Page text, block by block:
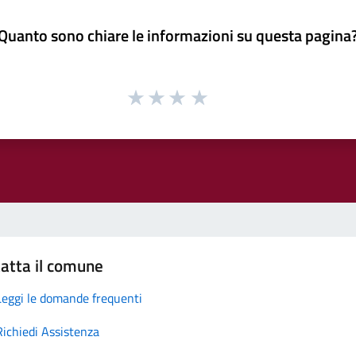
sono chiare le informazioni su questa
il comune
le domande frequenti
Assistenza